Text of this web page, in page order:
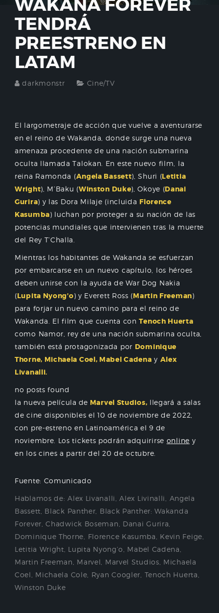
WAKANA FOREVER
TENDRÁ
PREESTRENO EN
LATAM
darkmonstr Cine/TV
El largometraje de acción que vuelve a aventurarse
en el reino de Wakanda, donde surge una nueva
amenaza procedente de una nación submarina
oculta llamada Talokan. En este nuevo film, la
reina Ramonda (Angela Bassett), Shuri (Letitia
Wright), M’Baku (Winston Duke), Okoye (Danai
Gurira) y las Dora Milaje (incluida Florence
Kasumba) luchan por proteger a su nación de las
potencias mundiales que intervienen tras la muerte
del Rey T’Challa.
Mientras los habitantes de Wakanda se esfuerzan
por embarcarse en un nuevo capítulo, los héroes
deben unirse con la ayuda de War Dog Nakia
(Lupita Nyong’o) y Everett Ross (Martin Freeman)
para forjar un nuevo camino para el reino de
Wakanda. El film que cuenta conTenoch Huerta
como Namor, rey de una nación submarina oculta,
también está protagonizada por Dominique
Thorne, Michaela Coel, Mabel Cadena y Alex
Livanalli.
no posts found
la nueva película de Marvel Studios, llegará a salas
de cine disponibles el 10 de noviembre de 2022,
con pre-estreno en Latinoamérica el 9 de
noviembre. Los tickets podrán adquirirse online y
en los cines a partir del 20 de octubre.
Fuente: Comunicado
Hablamos de:Alex Livanalli ,Alex Livinalli
Angela
Bassett Black Panther Black Panther: Wakanda
Forever ,Chadwick Boseman Danai Gurira
Dominique Thorne
Florence Kasumba Kevin Feige
Letitia Wright Lupita Nyong’o Mabel Cadena
Martin Freeman
Marvel Marvel Studios Michaela
Coel
Michaela Cole Ryan Coogler Tenoch Huerta
Winston Duke